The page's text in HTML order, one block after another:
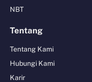
NBT
Tentang
Tentang Kami
Hubungi Kami
Karir